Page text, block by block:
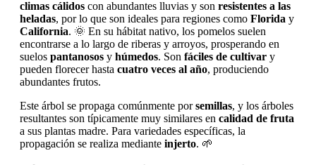
climas cálidos con abundantes lluvias y son resistentes a las
heladas, por lo que son ideales para regiones como Florida y
California. 🌞 En su hábitat nativo, los pomelos suelen
encontrarse a lo largo de riberas y arroyos, prosperando en
suelos pantanosos y húmedos. Son fáciles de cultivar y
pueden florecer hasta cuatro veces al año, produciendo
abundantes frutos.
Este árbol se propaga comúnmente porsemillas, y los árboles
resultantes son típicamente muy similares en calidad de fruta
a sus plantas madre. Para variedades específicas, la
propagación se realiza mediante injerto. 🌱